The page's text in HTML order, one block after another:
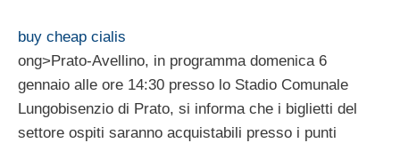
buy cheap cialis
ong>Prato-Avellino, in programma domenica 6
gennaio alle ore 14:30 presso lo Stadio Comunale
Lungobisenzio di Prato, si informa che i biglietti del
settore ospiti saranno acquistabili presso i punti